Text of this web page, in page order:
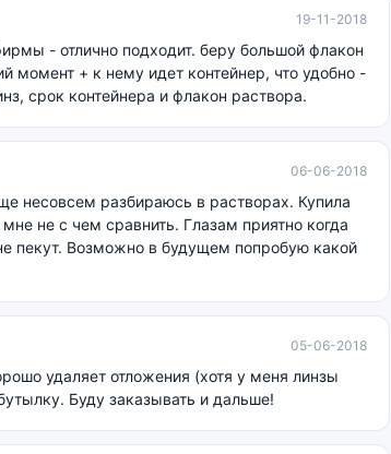
19-11-2018
- отлично подходит. беру большой флакон
момент + к нему идет контейнер, что удобно -
срок контейнера и флакон раствора.
06-06-2018
несовсем разбираюсь в растворах. Купила
не с чем сравнить. Глазам приятно когда
пекут. Возможно в будущем попробую какой
05-06-2018
удаляет отложения (хотя у меня линзы
Буду заказывать и дальше!